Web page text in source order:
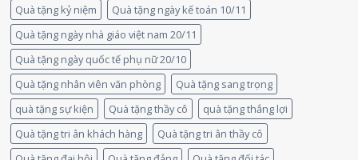
Quà tặng kỷ niệm
Quà tặng ngày kế toán 10/11
Quà tặng ngày nhà giáo việt nam 20/11
Quà tặng ngày quốc tế phụ nữ 20/10
Quà tặng nhân viên văn phòng
Quà tặng sang trọng
quà tặng sự kiện
Quà tặng thầy cô
quà tặng thắng lợi
Quà tặng tri ân khách hàng
Quà tặng tri ân thầy cô